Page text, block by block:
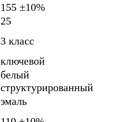
155 ±10%
25
3 класс
ключевой
белый
структурированный
эмаль